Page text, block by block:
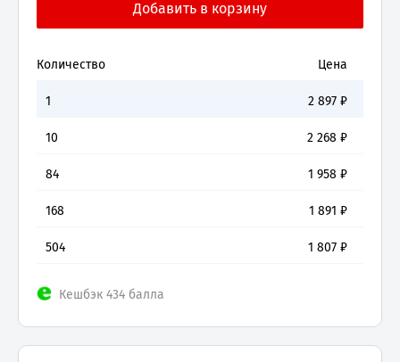
Количество Цена
1 2 897 ₽
10 2 268 ₽
84 1 958 ₽
168 1 891 ₽
504 1 807 ₽
Кешбэк 434 балла